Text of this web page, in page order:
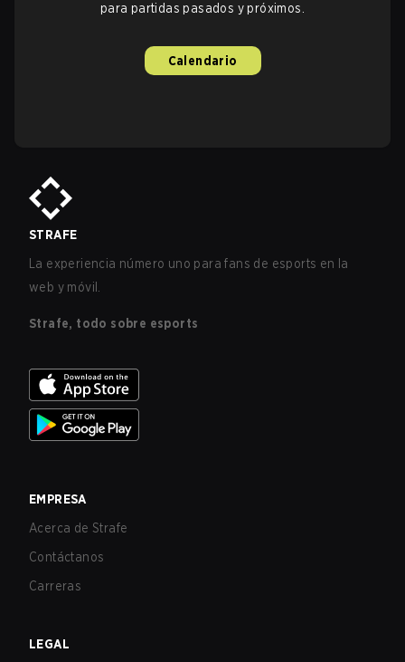
para partidas pasados y próximos.
Calendario
STRAFE
La experiencia número uno para fans de esports en la
web y móvil.
Strafe, todo sobre esports
EMPRESA
Acerca de Strafe
Contáctanos
Carreras
LEGAL